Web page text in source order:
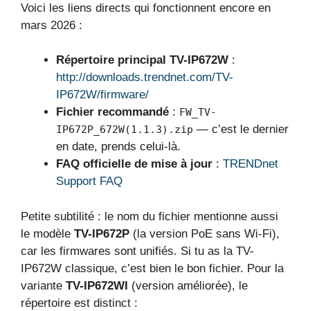
Voici les liens directs qui fonctionnent encore en
mars 2026 :
Répertoire principal TV-IP672W :
http://downloads.trendnet.com/TV-
IP672W/firmware/
Fichier recommandé : FW_TV-
IP672P_672W(1.1.3).zip — c’est le dernier
en date, prends celui-là.
FAQ officielle de mise à jour : TRENDnet
Support FAQ
Petite subtilité : le nom du fichier mentionne aussi
le modèle TV-IP672P (la version PoE sans Wi-Fi),
car les firmwares sont unifiés. Si tu as la TV-
IP672W classique, c’est bien le bon fichier. Pour la
variante TV-IP672WI (version améliorée), le
répertoire est distinct :